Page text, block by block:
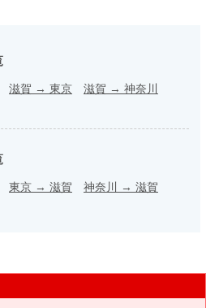
滋賀 → 東京 滋賀 → 神奈川
東京 → 滋賀 神奈川 → 滋賀